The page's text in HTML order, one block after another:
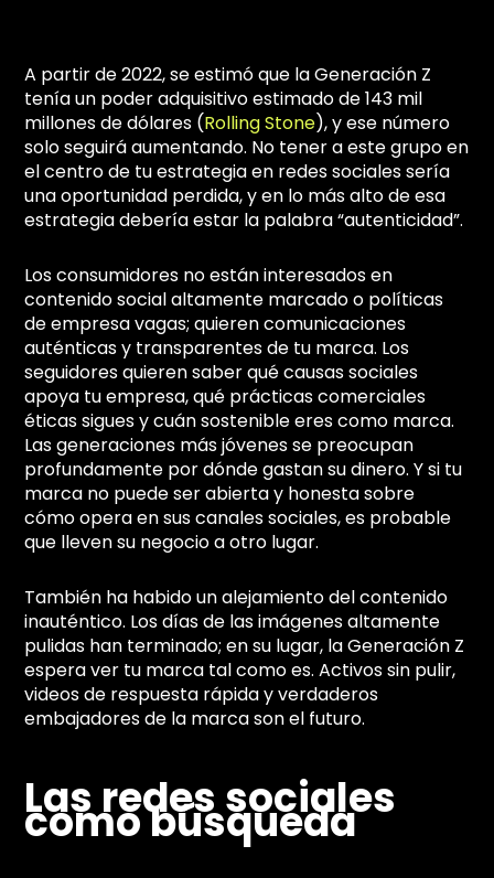
A partir de 2022, se estimó que la Generación Z
tenía un poder adquisitivo estimado de 143 mil
millones de dólares (Rolling Stone), y ese número
solo seguirá aumentando. No tener a este grupo en
el centro de tu estrategia en redes sociales sería
una oportunidad perdida, y en lo más alto de esa
estrategia debería estar la palabra “autenticidad”.
Los consumidores no están interesados en
contenido social altamente marcado o políticas
de empresa vagas; quieren comunicaciones
auténticas y transparentes de tu marca. Los
seguidores quieren saber qué causas sociales
apoya tu empresa, qué prácticas comerciales
éticas sigues y cuán sostenible eres como marca.
Las generaciones más jóvenes se preocupan
profundamente por dónde gastan su dinero. Y si tu
marca no puede ser abierta y honesta sobre
cómo opera en sus canales sociales, es probable
que lleven su negocio a otro lugar.
También ha habido un alejamiento del contenido
inauténtico. Los días de las imágenes altamente
pulidas han terminado; en su lugar, la Generación Z
espera ver tu marca tal como es. Activos sin pulir,
videos de respuesta rápida y verdaderos
embajadores de la marca son el futuro.
Las redes sociales
como búsqueda